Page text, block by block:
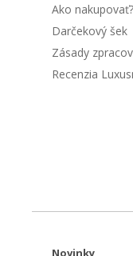
Ako nakupovať?
Darčekový šek
Zásady
Recenzia
Novinky